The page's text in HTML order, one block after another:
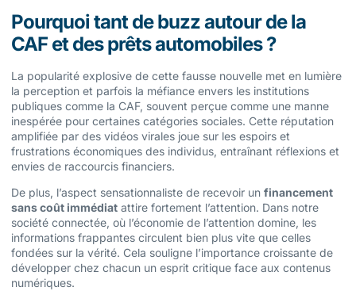
Pourquoi tant de buzz autour de la
CAF et des prêts automobiles ?
La popularité explosive de cette fausse nouvelle met en lumière
la perception et parfois la méfiance envers les institutions
publiques comme la CAF, souvent perçue comme une manne
inespérée pour certaines catégories sociales. Cette réputation
amplifiée par des vidéos virales joue sur les espoirs et
frustrations économiques des individus, entraînant réflexions et
envies de raccourcis financiers.
De plus, l’aspect sensationnaliste de recevoir un financement
sans coût immédiat attire fortement l’attention. Dans notre
société connectée, où l’économie de l’attention domine, les
informations frappantes circulent bien plus vite que celles
fondées sur la vérité. Cela souligne l’importance croissante de
développer chez chacun un esprit critique face aux contenus
numériques.